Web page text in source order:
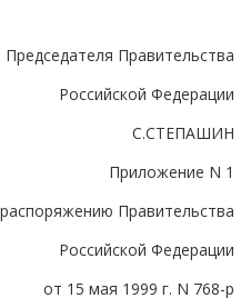
Председателя Правительства
Российской Федерации
С.СТЕПАШИН
Приложение N 1
Правительства
Российской Федерации
от 15 мая 1999 г. N 768-р